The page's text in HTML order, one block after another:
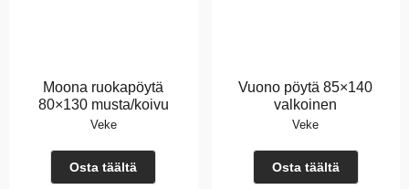
Moona ruokapöytä
80×130 musta/koivu
Veke
Osta täältä
Vuono pöytä 85×140
valkoinen
Veke
Osta täältä